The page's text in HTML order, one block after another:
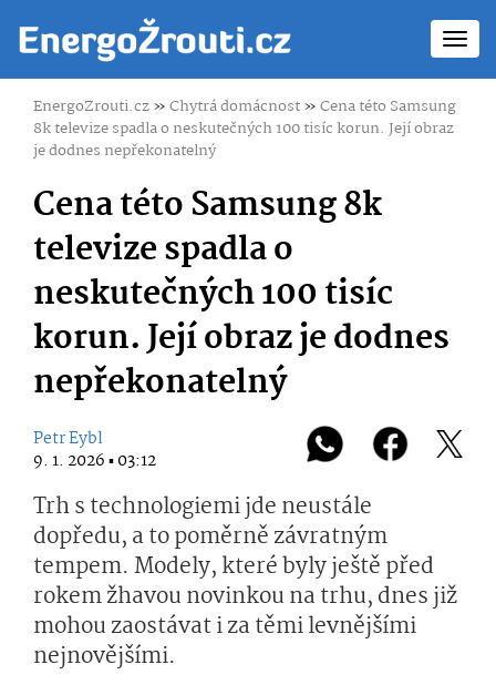
EnergoZrouti.cz»Chytrá domácnost»Cena této Samsung
8k televize spadla o neskutečných 100 tisíc korun. Její obraz
je dodnes nepřekonatelný
Cena této Samsung 8k
televize spadla o
neskutečných 100 tisíc
korun. Její obraz je dodnes
nepřekonatelný
Petr Eybl
9. 1. 2026 ▪ 03:12
Trh s technologiemi jde neustále
dopředu, a to poměrně závratným
tempem. Modely, které byly ještě před
rokem žhavou novinkou na trhu, dnes již
mohou zaostávat i za těmi levnějšími
nejnovějšími.